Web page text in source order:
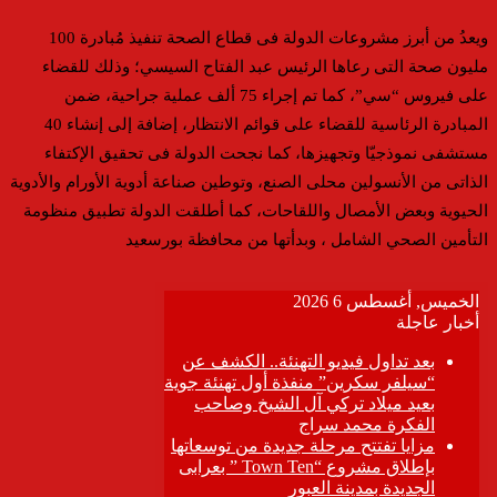
ويعدُ من أبرز مشروعات الدولة فى قطاع الصحة تنفيذ مُبادرة 100
مليون صحة التى رعاها الرئيس عبد الفتاح السيسي؛ وذلك للقضاء
على فيروس “سي”، كما تم إجراء 75 ألف عملية جراحية، ضمن
المبادرة الرئاسية للقضاء على قوائم الانتظار، إضافة إلى إنشاء 40
مستشفى نموذجيّا وتجهيزها، كما نجحت الدولة فى تحقيق الإكتفاء
الذاتى من الأنسولين محلى الصنع، وتوطين صناعة أدوية الأورام والأدوية
الحيوية وبعض الأمصال واللقاحات، كما أطلقت الدولة تطبيق منظومة
التأمين الصحي الشامل ، وبدأتها من محافظة بورسعيد